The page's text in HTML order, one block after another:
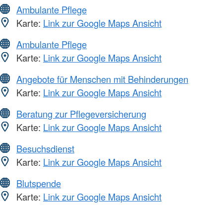
Ambulante Pflege
Karte: Link zur Google Maps Ansicht
Ambulante Pflege
Karte: Link zur Google Maps Ansicht
Angebote für Menschen mit Behinderungen
Karte: Link zur Google Maps Ansicht
Beratung zur Pflegeversicherung
Karte: Link zur Google Maps Ansicht
Besuchsdienst
Karte: Link zur Google Maps Ansicht
Blutspende
Karte: Link zur Google Maps Ansicht